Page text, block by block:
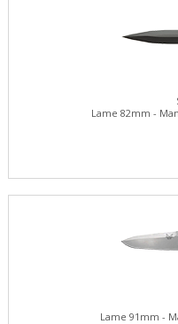
Lame 82mm -
Lame 91mm -